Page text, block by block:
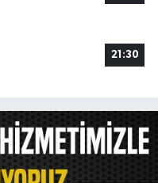
21:30